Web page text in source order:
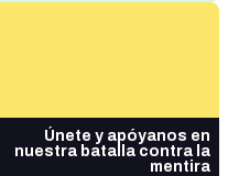
Únete y apóyanos en
nuestra batalla contra la
mentira